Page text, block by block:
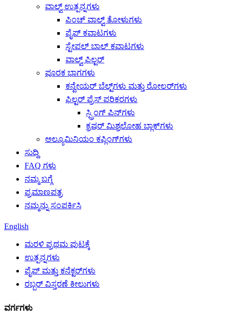
ವಾಲ್ವ್ ಉತ್ಪನ್ನಗಳು
ಪಿಂಚ್ ವಾಲ್ವ್ ತೋಳುಗಳು
ಪೈಪ್ ಕವಾಟಗಳು
ಸ್ಟೇಪಲ್ ಬಾಲ್ ಕವಾಟಗಳು
ವಾಲ್ವ್ ಫಿಲ್ಟರ್
ಪೂರಕ ಭಾಗಗಳು
ಕನ್ವೇಯರ್ ಬೆಲ್ಟ್‌ಗಳು ಮತ್ತು ರೋಲರ್‌ಗಳು
ಫಿಲ್ಟರ್ ಪ್ರೆಸ್ ಪರಿಕರಗಳು
ಸ್ಪ್ರಿಂಗ್ ಪಿನ್‌ಗಳು
ಕ್ರಷರ್ ಮಿಶ್ರಲೋಹ ಬ್ಲಾಕ್‌ಗಳು
ಅಲ್ಯೂಮಿನಿಯಂ ಕಪ್ಲಿಂಗ್‌ಗಳು
ಸುದ್ದಿ
FAQ ಗಳು
ನಮ್ಮ ಬಗ್ಗೆ
ಪ್ರಮಾಣಪತ್ರ
ನಮ್ಮನ್ನು ಸಂಪರ್ಕಿಸಿ
English
ಮರಳಿ ಪ್ರಥಮ ಪುಟಕ್ಕೆ
ಉತ್ಪನ್ನಗಳು
ಪೈಪ್ ಮತ್ತು ಕನೆಕ್ಟರ್‌ಗಳು
ರಬ್ಬರ್ ವಿಸ್ತರಣೆ ಕೀಲುಗಳು
ವರ್ಗಗಳು